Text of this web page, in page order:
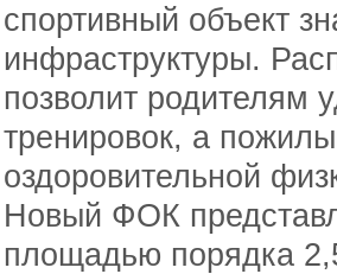
спортивный объект
инфраструктуры.
позволит родителям
тренировок, а
оздоровительной
Новый ФОК
площадью порядка